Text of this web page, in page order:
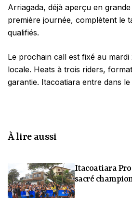
Arriagada, déjà aperçu en
première journée, complètent le
qualifiés.
Le prochain call est fixé au
locale. Heats à trois riders,
garantie. Itacoatiara entre dans le
À lire aussi
Itacoatiara Pro
sacré